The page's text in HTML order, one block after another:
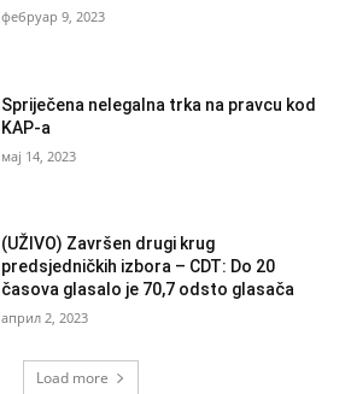
фебруар 9, 2023
Spriječena nelegalna trka na pravcu kod
KAP-a
мај 14, 2023
(UŽIVO) Završen drugi krug
predsjedničkih izbora – CDT: Do 20
časova glasalo je 70,7 odsto glasača
април 2, 2023
Load more